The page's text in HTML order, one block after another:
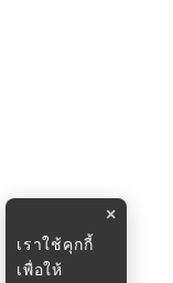
×
เราใช้คุกกี้
เพื่อให้